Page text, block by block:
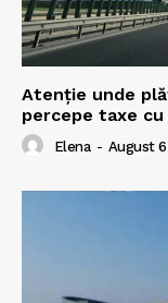
Atenție unde
percepe taxe cu
Elena - August